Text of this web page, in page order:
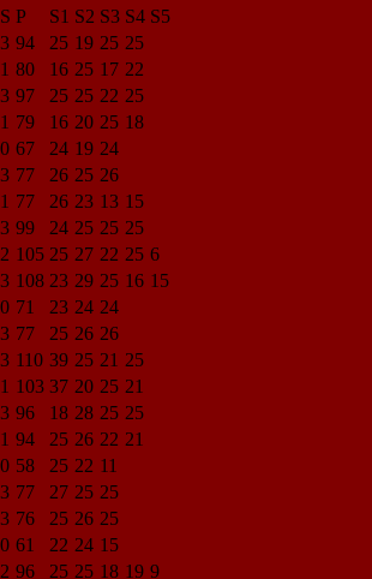
S P S1 S2 S3 S4 S5
3 94 25 19 25 25
1 80 16 25 17 22
3 97 25 25 22 25
1 79 16 20 25 18
0 67 24 19 24
3 77 26 25 26
1 77 26 23 13 15
3 99 24 25 25 25
2 105 25 27 22 25 6
3 108 23 29 25 16 15
0 71 23 24 24
3 77 25 26 26
3 110 39 25 21 25
1 103 37 20 25 21
3 96 18 28 25 25
1 94 25 26 22 21
0 58 25 22 11
3 77 27 25 25
3 76 25 26 25
0 61 22 24 15
2 96 25 25 18 19 9